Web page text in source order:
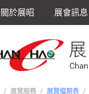
關於展昭 展會訊息
/ 展覽服務 / 展覽檔期表 /